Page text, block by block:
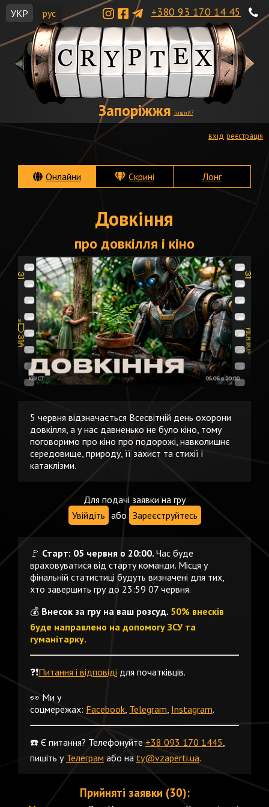
+380 93 170 14 45
Запоріжжя інший?
вхід реєстрація
УКР рус
Онлайни Скрині Лонг
Довкіння
про довкілля і кіно
5 червня відзначається Всесвітній день охорони
довкілля, а у нас давненько не було кіно, тому
поговоримо про кіно про подорожі, навколишнє
середовище, природу, її захист та стихії і
катаклізми.
Для подачі заявки на гру
Увійдіть або Зареєструйтесь
🚩 Старт: 05 червня о 20:00. Час буде
враховуватися від старту команди. Місця у
фінальній статистиці будуть визначені для тих,
хто завершить гру до 23:59 07 червня.
💰 Внесок за гру на ваш розсуд. 50% внесків
буде направлено на допомогу ЗСУ та
гуманітарку.
❓❗️Питання і відповіді для початківців.
👀 Ми у
соцмережах: Facebook, Telegram, Instagram.
☎️ Є питання? Телефонуйте +38 093 170 1445,
пишіть у Телеграм або на ty@vzaperti.ua.
Прийняті заявки (30):